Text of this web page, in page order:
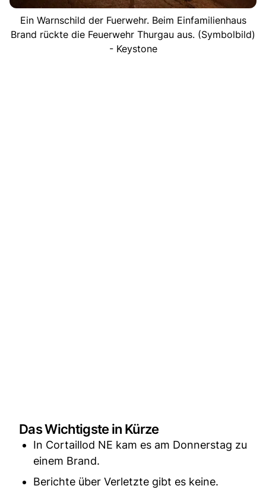
Ein Warnschild der Fuerwehr. Beim Einfamilienhaus
Brand rückte die Feuerwehr Thurgau aus. (Symbolbild)
- Keystone
Das Wichtigste in Kürze
In Cortaillod NE kam es am Donnerstag zu
einem Brand.
Berichte über Verletzte gibt es keine.